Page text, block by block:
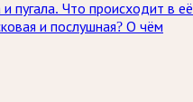
пугала. Что происходит в её
и послушная? О чём